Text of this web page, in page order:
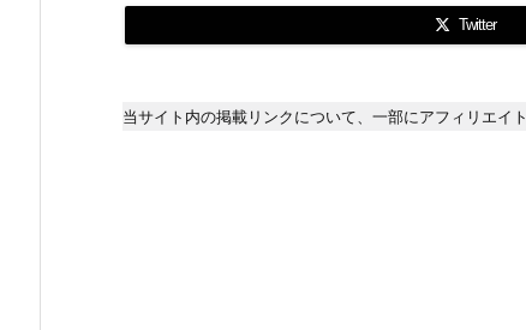
Twitter
当サイト内の掲載リンクについて、一部にアフィリエイ